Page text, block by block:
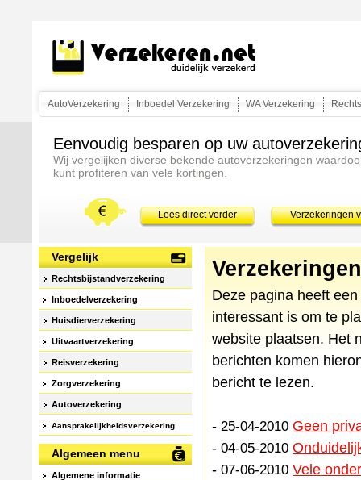
AutoVerzekering Inboedel Verzekering WA Verzekering
Eenvoudig besparen op uw
Wij vergelijken diverse bekende autoverzekeringen
kunt profiteren van vele kortingen.
Lees direct verder Verzekeringen
Vergelijk
Rechtsbijstandverzekering
Inboedelverzekering
Huisdierverzekering
Uitvaartverzekering
Reisverzekering
Zorgverzekering
Autoverzekering
Aansprakelijkheidsverzekering
Algemeen menu
Algemene informatie
Deze pagina heeft
interessant is om te
website plaatsen. Het
berichten komen
bericht te lezen.
- 25-04-2010 Geen
- 04-05-2010
- 07-06-2010 Vele